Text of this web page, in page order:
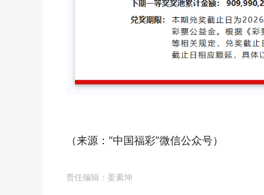
（来源：“中国福彩”微信公众号）
责任编辑：姜素坤